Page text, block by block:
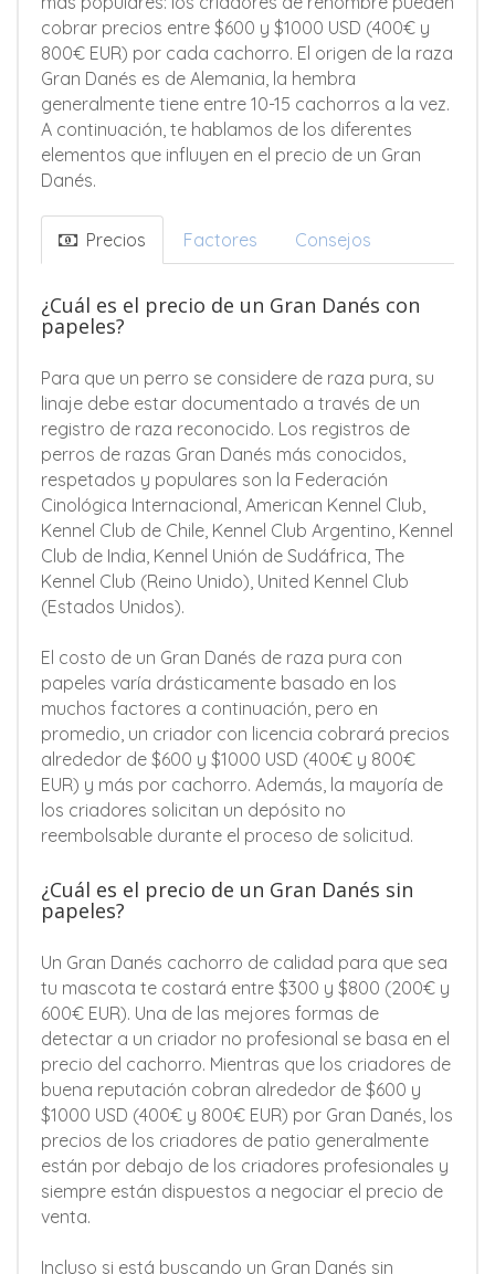
cobrar precios entre $600 y $1000 USD (400€ y
800€ EUR) por cada cachorro. El origen de la raza
Gran Danés es de Alemania, la hembra
generalmente tiene entre 10-15 cachorros a la vez.
A continuación, te hablamos de los diferentes
elementos que influyen en el precio de un Gran
Danés.
Precios Factores Consejos
¿Cuál es el precio de un Gran Danés con
papeles?
Para que un perro se considere de raza pura, su
linaje debe estar documentado a través de un
registro de raza reconocido. Los registros de
perros de razas Gran Danés más conocidos,
respetados y populares son la Federación
Cinológica Internacional, American Kennel Club,
Kennel Club de Chile, Kennel Club Argentino, Kennel
Club de India, Kennel Unión de Sudáfrica, The
Kennel Club (Reino Unido), United Kennel Club
(Estados Unidos).
El costo de un Gran Danés de raza pura con
papeles varía drásticamente basado en los
muchos factores a continuación, pero en
promedio, un criador con licencia cobrará precios
alrededor de $600 y $1000 USD (400€ y 800€
EUR) y más por cachorro. Además, la mayoría de
los criadores solicitan un depósito no
reembolsable durante el proceso de solicitud.
¿Cuál es el precio de un Gran Danés sin
papeles?
Un Gran Danés cachorro de calidad para que sea
tu mascota te costará entre $300 y $800 (200€ y
600€ EUR). Una de las mejores formas de
detectar a un criador no profesional se basa en el
precio del cachorro. Mientras que los criadores de
buena reputación cobran alrededor de $600 y
$1000 USD (400€ y 800€ EUR) por Gran Danés, los
precios de los criadores de patio generalmente
están por debajo de los criadores profesionales y
siempre están dispuestos a negociar el precio de
venta.
Incluso si está buscando un Gran Danés sin